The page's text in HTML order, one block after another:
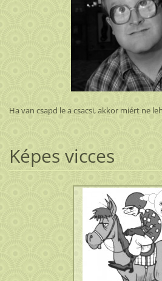
Ha van csapd le a csacsi, akkor miért ne
Képes vicces